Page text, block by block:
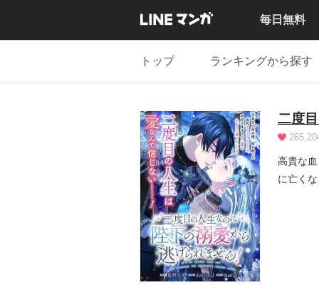
毎日無料
トップ ランキングから探す
二度
高貴な
に亡く